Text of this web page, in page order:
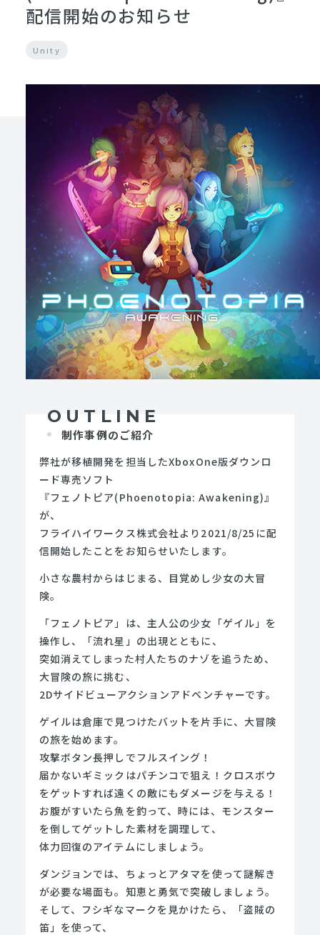
配信開始のお知らせ
Unity
OUTLINE
制作事例のご紹介
弊社が移植開発を担当したXboxOne版ダウンロ
ード専売ソフト
『フェノトピア(Phoenotopia: Awakening)』
が、
フライハイワークス株式会社より2021/8/25に配
信開始したことをお知らせいたします。
小さな農村からはじまる、目覚めし少女の大冒
険。
「フェノトピア」は、主人公の少女「ゲイル」を
操作し、「流れ星」の出現とともに、
突如消えてしまった村人たちのナゾを追うため、
大冒険の旅に挑む、
2Dサイドビューアクションアドベンチャーです。
ゲイルは倉庫で見つけたバットを片手に、大冒険
の旅を始めます。
攻撃ボタン長押しでフルスイング！
届かないギミックはパチンコで狙え！クロスボウ
をゲットすれば遠くの敵にもダメージを与える！
お腹がすいたら魚を釣って、時には、モンスター
を倒してゲットした素材を調理して、
体力回復のアイテムにしましょう。
ダンジョンでは、ちょっとアタマを使って謎解き
が必要な場面も。知恵と勇気で突破しましょう。
そして、フシギなマークを見かけたら、「盗賊の
笛」を使って、